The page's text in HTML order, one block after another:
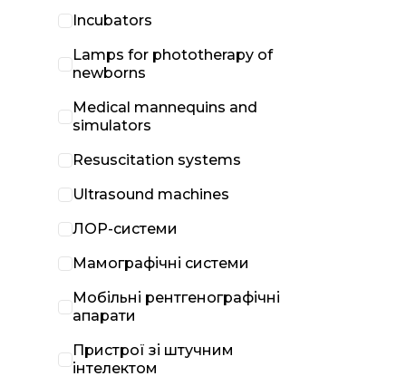
Incubators
Lamps for phototherapy of
newborns
Medical mannequins and
simulators
Resuscitation systems
Ultrasound machines
ЛОР-системи
Мамографічні системи
Мобільні рентгенографічні
апарати
Пристрої зі штучним
інтелектом